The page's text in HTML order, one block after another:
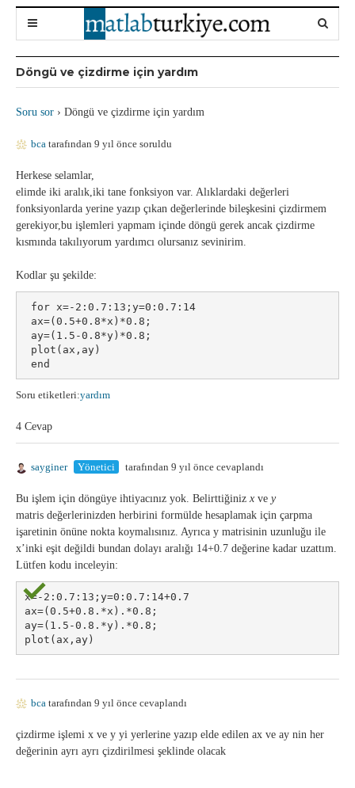
Döngü ve çizdirme için yardım
Soru sor › Döngü ve çizdirme için yardım
bca tarafından 9 yıl önce soruldu
Herkese selamlar,
elimde iki aralık,iki tane fonksiyon var. Alıklardaki değerleri
fonksiyonlarda yerine yazıp çıkan değerlerinde bileşkesini çizdirmem
gerekiyor,bu işlemleri yapmam içinde döngü gerek ancak çizdirme
kısmında takılıyorum yardımcı olursanız sevinirim.
Kodlar şu şekilde:
for x=-2:0.7:13;y=0:0.7:14
ax=(0.5+0.8*x)*0.8;
ay=(1.5-0.8*y)*0.8;
plot(ax,ay)
end
Soru etiketleri:yardım
4 Cevap
sayginer Yönetici tarafından 9 yıl önce cevaplandı
Bu işlem için döngüye ihtiyacınız yok. Belirttiğiniz x ve y
matris değerlerinizden herbirini formülde hesaplamak için çarpma
işaretinin önüne nokta koymalısınız. Ayrıca y matrisinin uzunluğu ile
x’inki eşit değildi bundan dolayı aralığı 14+0.7 değerine kadar uzattım.
Lütfen kodu inceleyin:
x=-2:0.7:13;y=0:0.7:14+0.7
ax=(0.5+0.8.*x).*0.8;
ay=(1.5-0.8.*y).*0.8;
plot(ax,ay)
bca tarafından 9 yıl önce cevaplandı
çizdirme işlemi x ve y yi yerlerine yazıp elde edilen ax ve ay nin her
değerinin ayrı ayrı çizdirilmesi şeklinde olacak